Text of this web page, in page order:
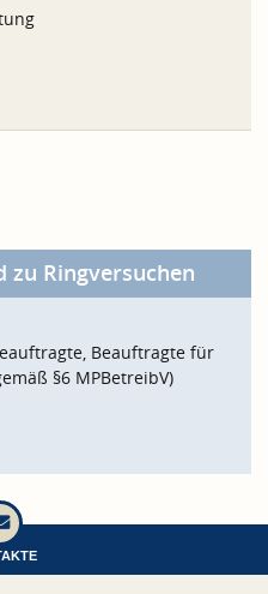
zu Ringversuchen
Beauftragte für
§6 MPBetreibV)